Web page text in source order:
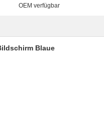
OEM verfügbar
Blaue